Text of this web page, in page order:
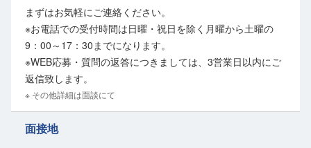
◆働きやすい日勤固定
夜勤や不規則なシフトは一切なし！
生活リズムを崩すことなく、家族との時間や趣味の時間も大切にでき
ます。
◆未経験者も安心の環境
万全◎
まずはお気軽にご連絡ください。
※お電話での受付時間は日曜・祝日を除く月曜から土曜の
9：00～17：30までになります。
※WEB応募・質問の返答につきましては、3営業日以内にご
返信致します。
※ その他詳細は面談にて
面接地